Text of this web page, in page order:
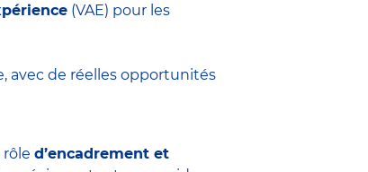
(VAE) pour les
avec de réelles opportunités
rôle d’encadrement et